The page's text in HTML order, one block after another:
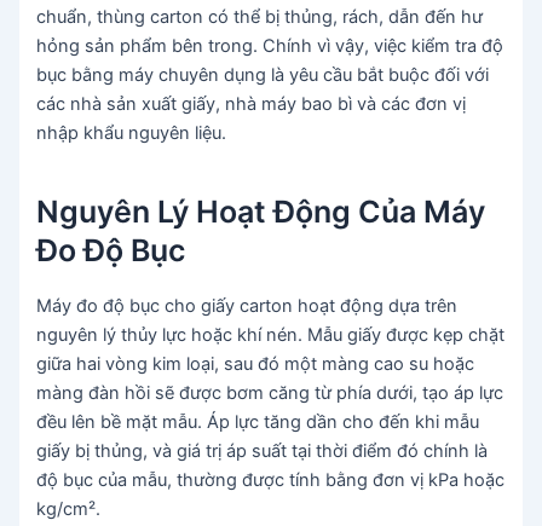
chuẩn, thùng carton có thể bị thủng, rách, dẫn đến hư
hỏng sản phẩm bên trong. Chính vì vậy, việc kiểm tra độ
bục bằng máy chuyên dụng là yêu cầu bắt buộc đối với
các nhà sản xuất giấy, nhà máy bao bì và các đơn vị
nhập khẩu nguyên liệu.
Nguyên Lý Hoạt Động Của Máy
Đo Độ Bục
Máy đo độ bục cho giấy carton hoạt động dựa trên
nguyên lý thủy lực hoặc khí nén. Mẫu giấy được kẹp chặt
giữa hai vòng kim loại, sau đó một màng cao su hoặc
màng đàn hồi sẽ được bơm căng từ phía dưới, tạo áp lực
đều lên bề mặt mẫu. Áp lực tăng dần cho đến khi mẫu
giấy bị thủng, và giá trị áp suất tại thời điểm đó chính là
độ bục của mẫu, thường được tính bằng đơn vị kPa hoặc
kg/cm².